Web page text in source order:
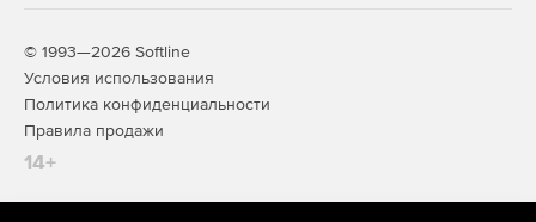
© 1993—2026 Softline
Условия использования
Политика конфиденциальности
Правила продажи
14+